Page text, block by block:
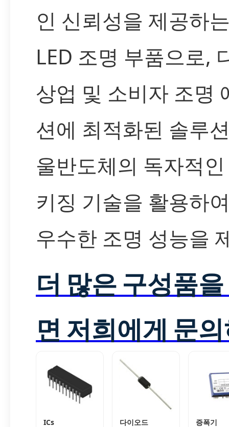
인 신뢰성을 제공하
LED 조명 부품으로,
상업 및 소비자 조명
션에 최적화된 솔루
울반도체의 독자적
키징 기술을 활용하
우수한 조명 성능을
더 많은 구성품
면 저희에게 문
ICs 다이오드 증폭기